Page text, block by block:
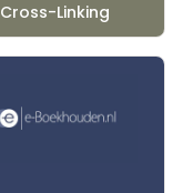
Cross-Linking